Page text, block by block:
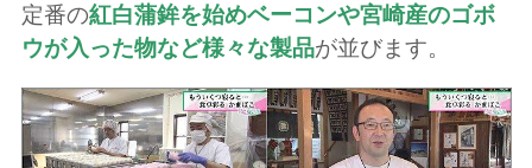
定番の紅白蒲鉾を始めベーコンや宮崎産のゴボ
ウが入った物など様々な製品が並びます。